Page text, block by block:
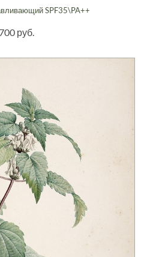
SPF35\PA++
руб.